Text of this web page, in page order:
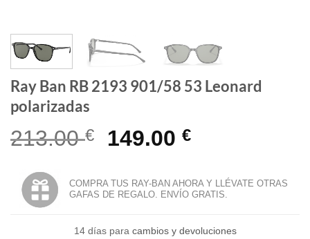
Ray Ban RB 2193 901/58 53 Leonard
polarizadas
213.00€
El
original
era:
213.00 €.
149.00 €El
actual
es:
149.00 €.
COMPRA TUS RAY-BAN AHORA Y LLÉVATE OTRAS
GAFAS DE REGALO. ENVÍO GRATIS.
14 días para cambios y devoluciones